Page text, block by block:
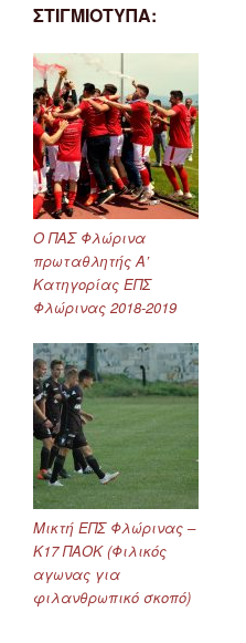
ΣΤΙΓΜΙΟΤΥΠΑ:
Ο ΠΑΣ Φλώρινα
πρωταθλητής Α’
Κατηγορίας ΕΠΣ
Φλώρινας 2018-2019
Μικτή ΕΠΣ Φλώρινας –
Κ17 ΠΑΟΚ (Φιλικός
αγωνας για
φιλανθρωπικό σκοπό)